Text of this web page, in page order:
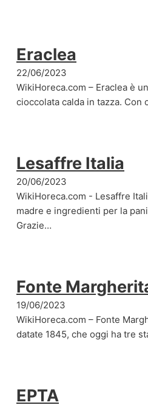
Eraclea
22/06/2023
WikiHoreca.com – Eraclea è
cioccolata calda in tazza. Con
Lesaffre Italia
20/06/2023
WikiHoreca.com - Lesaffre
madre e ingredienti per la
Grazie…
Fonte
19/06/2023
WikiHoreca.com – Fonte
datate 1845, che oggi ha tre
EPTA